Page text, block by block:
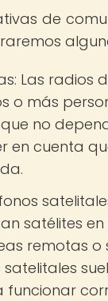
de
Las radios
o más
no
en cuenta
satélites
remotas o
satelitales